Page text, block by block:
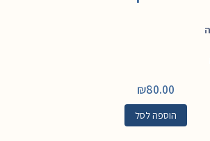
₪80.00
הוספה לסל